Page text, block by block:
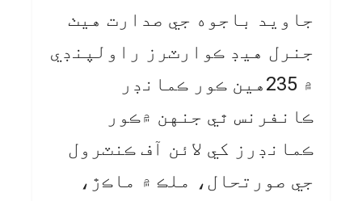
جاويد باجوه جي صدارت هيٺ
جنرل هيڊ ڪوارٽرز راولپنڊي
۾ 235هين ڪور ڪمانڊر
ڪانفرنس ٿي جنهن ۾ڪور
ڪمانڊرز کي لائن آف ڪنٽرول
جي صورتحال، ملڪ ۾ ماڪڙ،